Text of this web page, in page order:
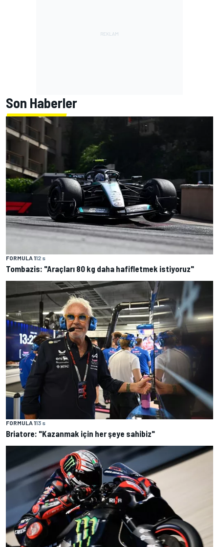
Son Haberler
FORMULA 112 s
Tombazis: "Araçları 80 kg daha hafifletmek istiyoruz"
FORMULA 113 s
Briatore: "Kazanmak için her şeye sahibiz"